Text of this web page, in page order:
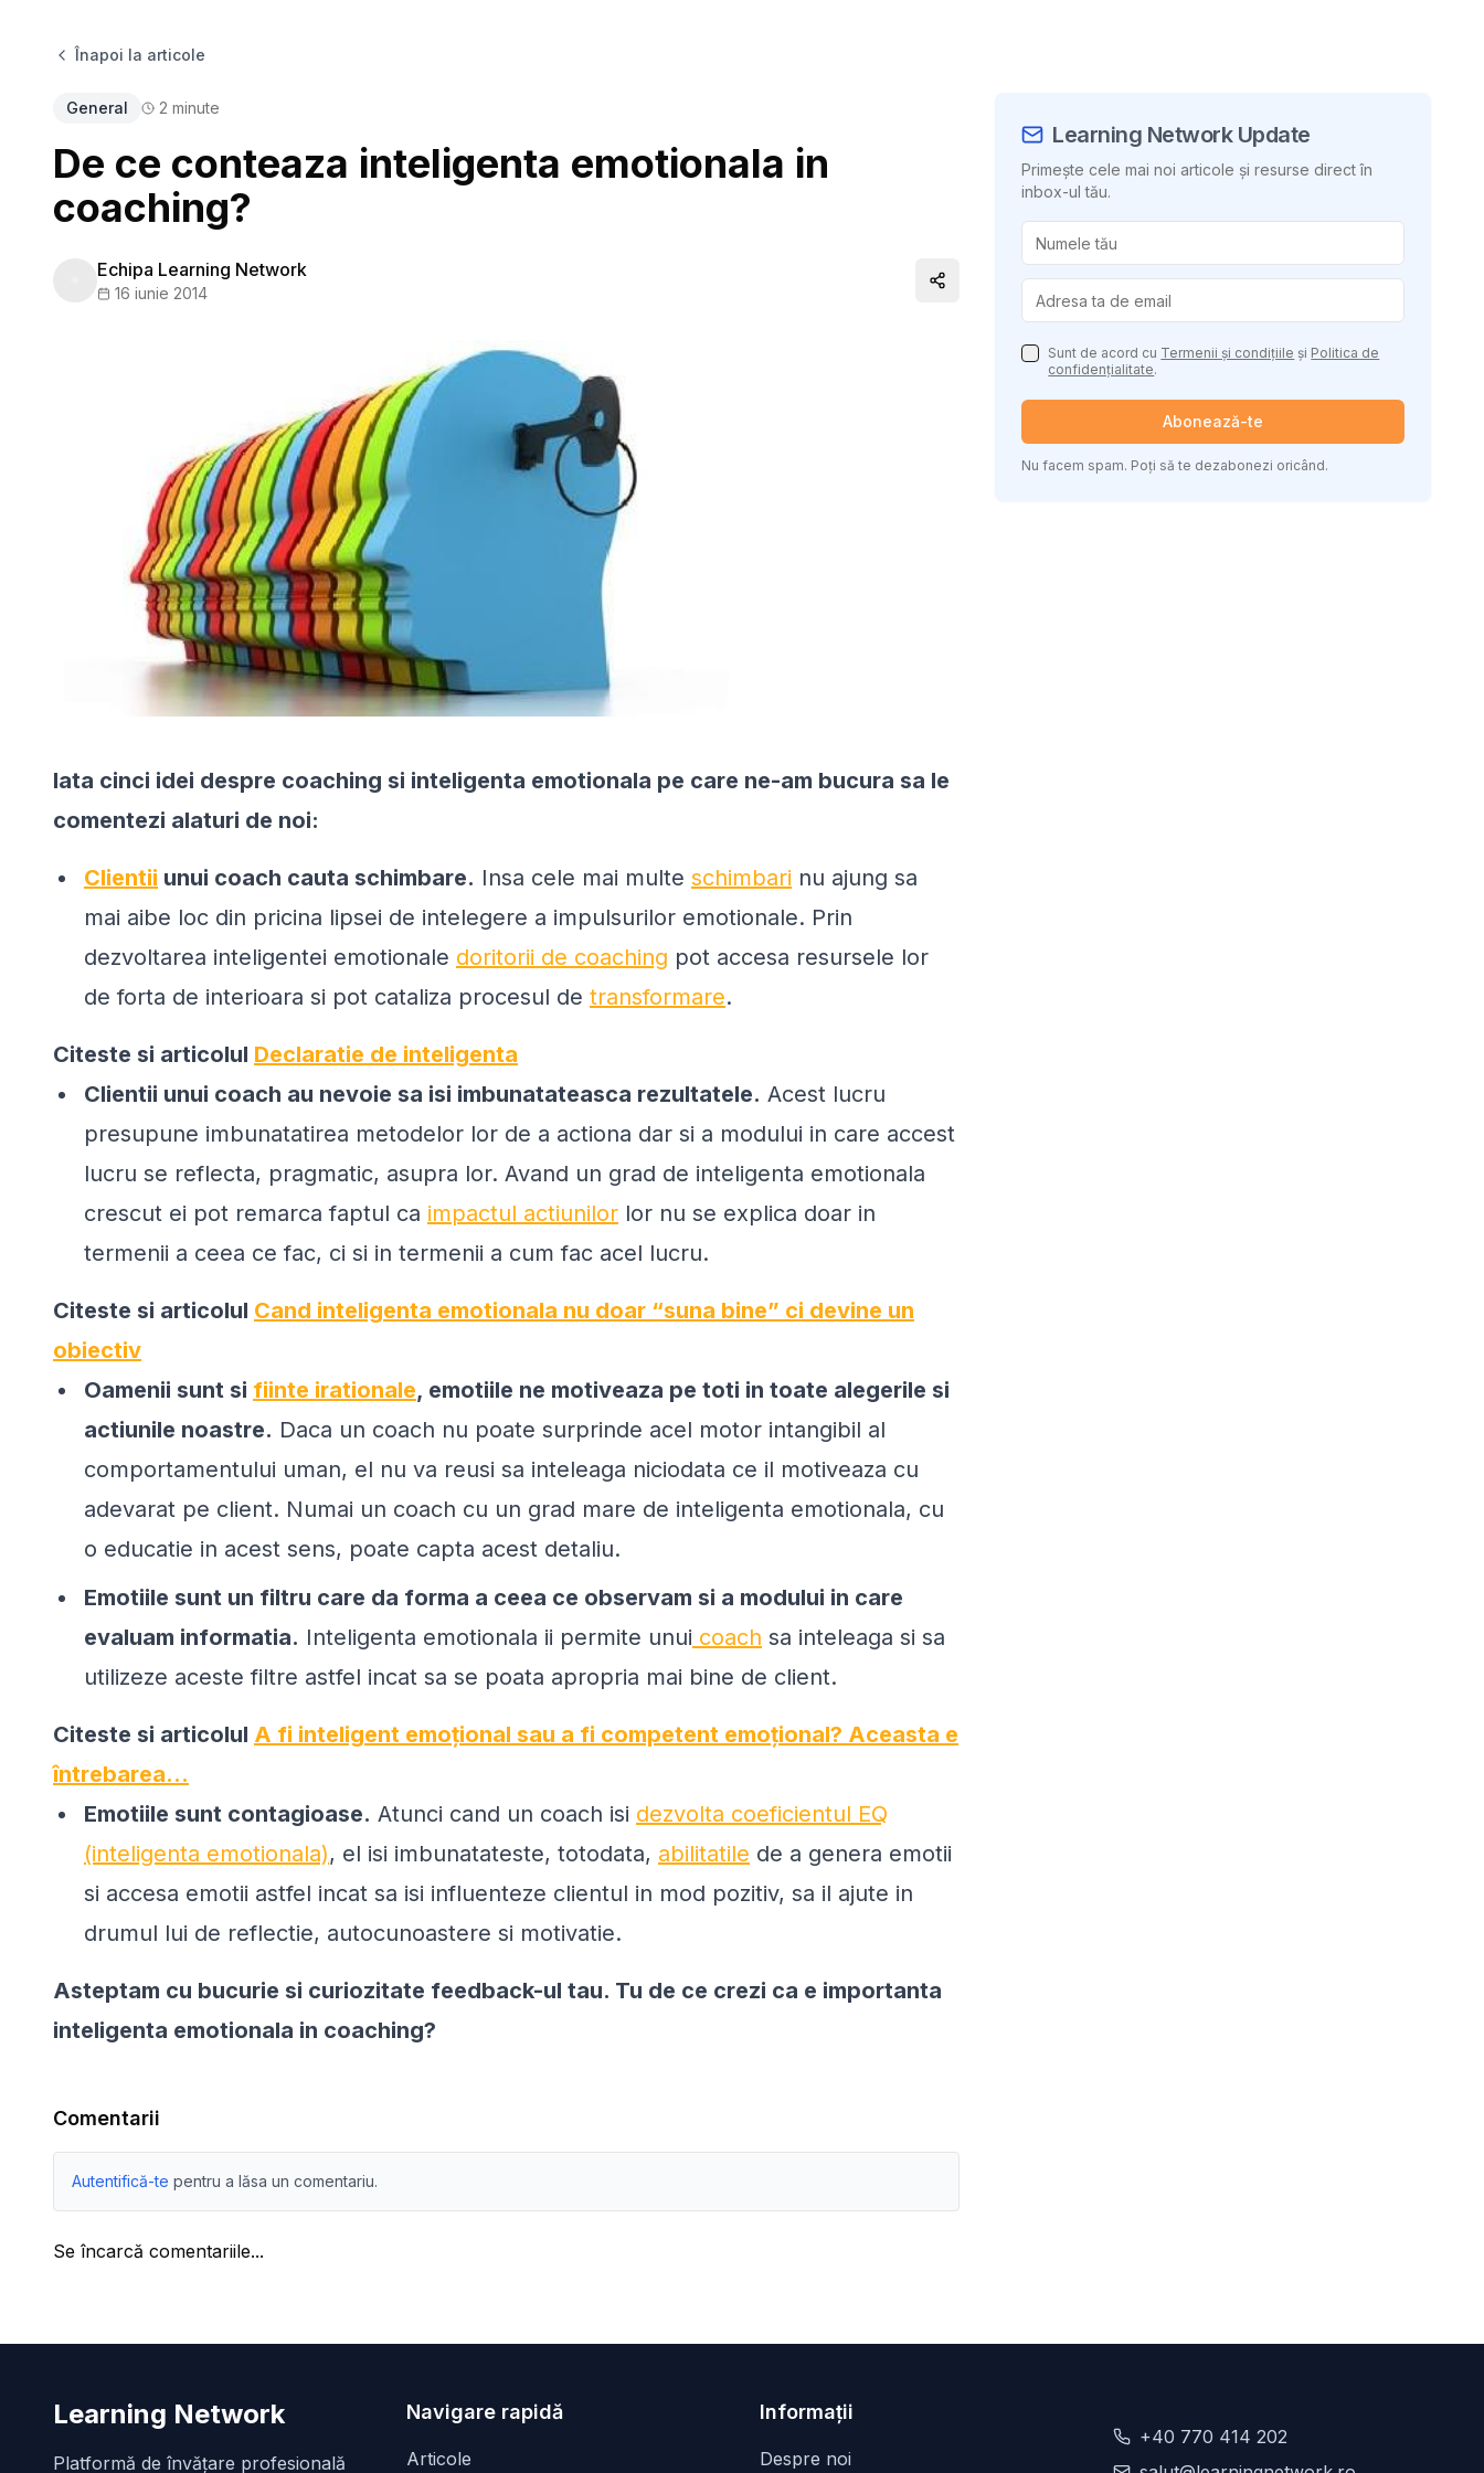
Înapoi la articole
General 2 minute
De ce conteaza inteligenta emotionala in
coaching?
Echipa Learning Network
16 iunie 2014 Distribuie conținutul
Iata cinci idei despre coaching si inteligenta emotionala pe care ne-am bucura sa le
comentezi alaturi de noi:
Clientii unui coach cauta schimbare. Insa cele mai multe schimbari nu ajung sa
mai aibe loc din pricina lipsei de intelegere a impulsurilor emotionale. Prin
dezvoltarea inteligentei emotionale doritorii de coaching pot accesa resursele lor
de forta de interioara si pot cataliza procesul de transformare.
Citeste si articolul Declaratie de inteligenta
Clientii unui coach au nevoie sa isi imbunatateasca rezultatele. Acest lucru
presupune imbunatatirea metodelor lor de a actiona dar si a modului in care accest
lucru se reflecta, pragmatic, asupra lor. Avand un grad de inteligenta emotionala
crescut ei pot remarca faptul ca impactul actiunilor lor nu se explica doar in
termenii a ceea ce fac, ci si in termenii a cum fac acel lucru.
Citeste si articolul Cand inteligenta emotionala nu doar “suna bine” ci devine un
obiectiv
Oamenii sunt si fiinte irationale, emotiile ne motiveaza pe toti in toate alegerile si
actiunile noastre. Daca un coach nu poate surprinde acel motor intangibil al
comportamentului uman, el nu va reusi sa inteleaga niciodata ce il motiveaza cu
adevarat pe client. Numai un coach cu un grad mare de inteligenta emotionala, cu
o educatie in acest sens, poate capta acest detaliu.
Emotiile sunt un filtru care da forma a ceea ce observam si a modului in care
evaluam informatia. Inteligenta emotionala ii permite unui coach sa inteleaga si sa
utilizeze aceste filtre astfel incat sa se poata apropria mai bine de client.
Citeste si articolul A fi inteligent emoțional sau a fi competent emoțional? Aceasta e
întrebarea…
Emotiile sunt contagioase. Atunci cand un coach isi dezvolta coeficientul EQ
(inteligenta emotionala), el isi imbunatateste, totodata, abilitatile de a genera emotii
si accesa emotii astfel incat sa isi influenteze clientul in mod pozitiv, sa il ajute in
drumul lui de reflectie, autocunoastere si motivatie.
Asteptam cu bucurie si curiozitate feedback-ul tau. Tu de ce crezi ca e importanta
inteligenta emotionala in coaching?
Comentarii
Autentifică-te pentru a lăsa un comentariu.
Se încarcă comentariile...
Learning Network Update
Primește cele mai noi articole și resurse direct în
inbox-ul tău.
Sunt de acord cu Termenii și condițiile și Politica de
confidențialitate.
Abonează-te
Nu facem spam. Poți să te dezabonezi oricând.
Learning Network
Platformă de învățare profesională
Navigare rapidă
Articole
Informații
Despre noi
+40 770 414 202